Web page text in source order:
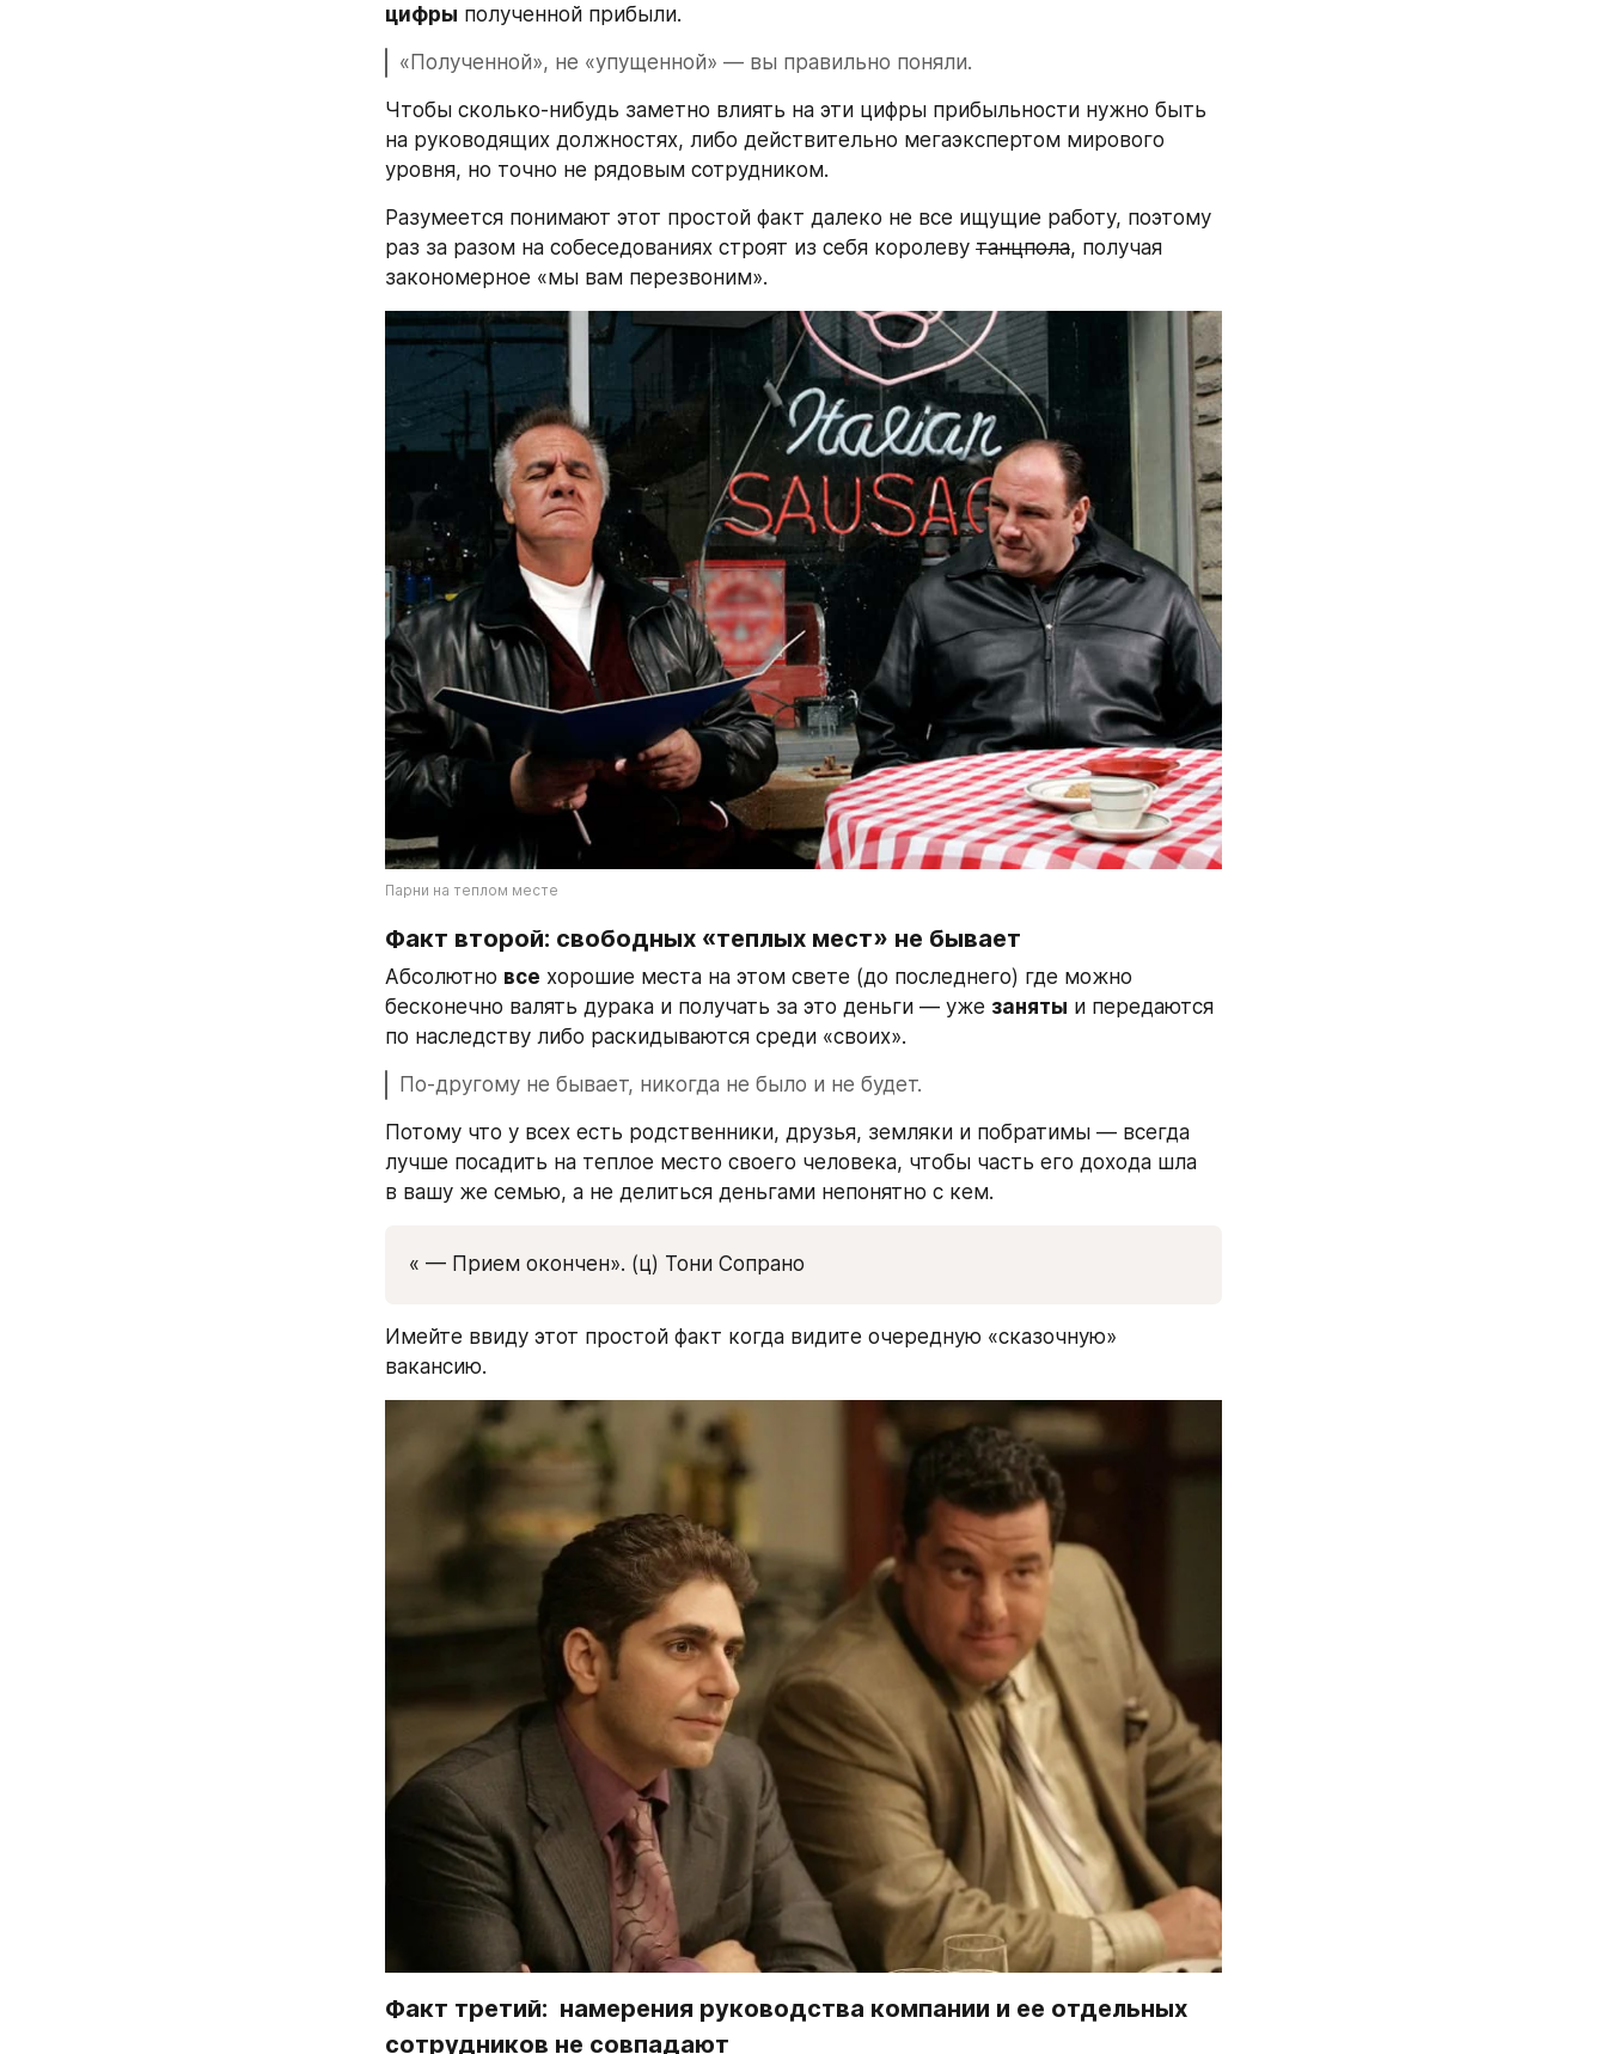
цифры полученной прибыли.
«Полученной», не «упущенной» — вы правильно поняли.
Чтобы сколько-нибудь заметно влиять на эти цифры прибыльности нужно быть
на руководящих должностях, либо действительно мегаэкспертом мирового
уровня, но точно не рядовым сотрудником.
Разумеется понимают этот простой факт далеко не все ищущие работу, поэтому
раз за разом на собеседованиях строят из себя королеву танцпола, получая
закономерное «мы вам перезвоним».
Парни на теплом месте
Факт второй: свободных «теплых мест» не бывает
Абсолютно все хорошие места на этом свете (до последнего) где можно
бесконечно валять дурака и получать за это деньги — уже заняты и передаются
по наследству либо раскидываются среди «своих».
По-другому не бывает, никогда не было и не будет.
Потому что у всех есть родственники, друзья, земляки и побратимы — всегда
лучше посадить на теплое место своего человека, чтобы часть его дохода шла
в вашу же семью, а не делиться деньгами непонятно с кем.
« — Прием окончен». (ц) Тони Сопрано
Имейте ввиду этот простой факт когда видите очередную «сказочную»
вакансию.
Факт третий:  намерения руководства компании и ее отдельных
сотрудников не совпадают